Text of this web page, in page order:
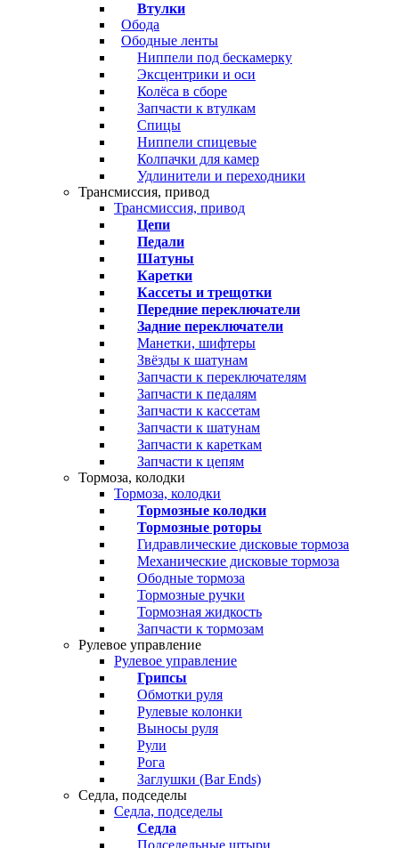
Втулки
Обода
Ободные ленты
Ниппели под бескамерку
Эксцентрики и оси
Колёса в сборе
Запчасти к втулкам
Спицы
Ниппели спицевые
Колпачки для камер
Удлинители и переходники
Трансмиссия, привод
Трансмиссия, привод
Цепи
Педали
Шатуны
Каретки
Кассеты и трещотки
Передние переключатели
Задние переключатели
Манетки, шифтеры
Звёзды к шатунам
Запчасти к переключателям
Запчасти к педалям
Запчасти к кассетам
Запчасти к шатунам
Запчасти к кареткам
Запчасти к цепям
Тормоза, колодки
Тормоза, колодки
Тормозные колодки
Тормозные роторы
Гидравлические дисковые тормоза
Механические дисковые тормоза
Ободные тормоза
Тормозные ручки
Тормозная жидкость
Запчасти к тормозам
Рулевое управление
Рулевое управление
Грипсы
Обмотки руля
Рулевые колонки
Выносы руля
Рули
Рога
Заглушки (Bar Ends)
Седла, подседелы
Седла, подседелы
Седла
Подседельные штыри